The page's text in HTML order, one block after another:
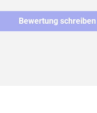
Bewertung schreiben